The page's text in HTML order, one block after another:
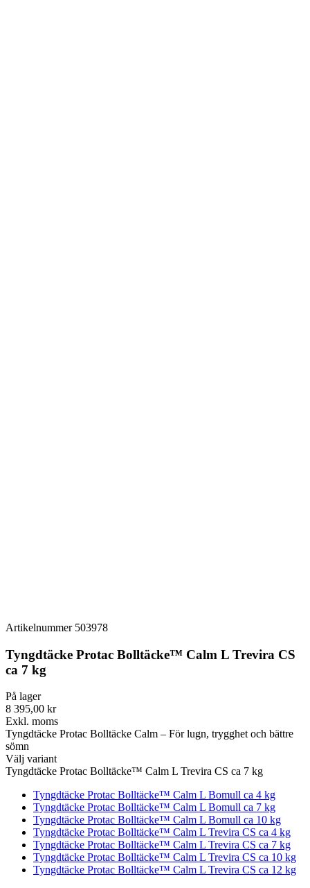
Artikelnummer 503978
Tyngdtäcke Protac Bolltäcke™ Calm L Trevira CS
ca 7 kg
På lager
8 395,00 kr
Exkl. moms
Tyngdtäcke Protac Bolltäcke Calm – För lugn, trygghet och bättre
sömn
Välj variant
Tyngdtäcke Protac Bolltäcke™ Calm L Trevira CS ca 7 kg
Tyngdtäcke Protac Bolltäcke™ Calm L Bomull ca 4 kg
Tyngdtäcke Protac Bolltäcke™ Calm L Bomull ca 7 kg
Tyngdtäcke Protac Bolltäcke™ Calm L Bomull ca 10 kg
Tyngdtäcke Protac Bolltäcke™ Calm L Trevira CS ca 4 kg
Tyngdtäcke Protac Bolltäcke™ Calm L Trevira CS ca 7 kg
Tyngdtäcke Protac Bolltäcke™ Calm L Trevira CS ca 10 kg
Tyngdtäcke Protac Bolltäcke™ Calm L Trevira CS ca 12 kg